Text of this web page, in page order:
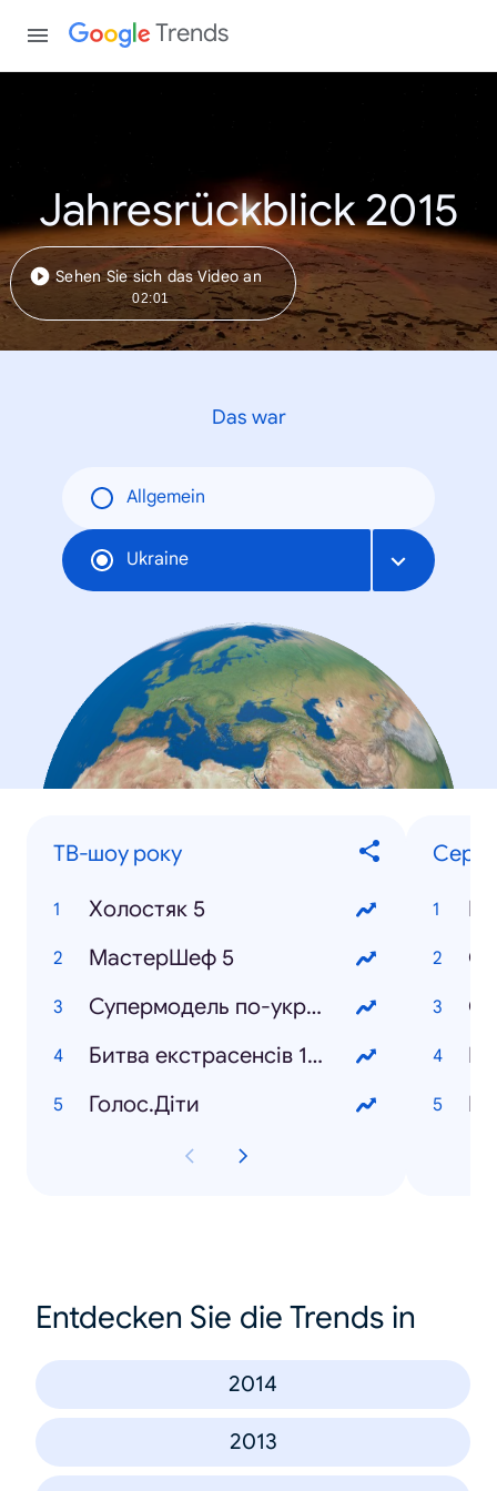
Trends
Jahresrückblick 2015
Sehen Sie sich das Video an
02:01
Das war
Allgemein
Ukraine
ТВ-шоу року
Холостяк 5
МастерШеф 5
Супермодель по-українськи 2
Битва екстрасенсів 16 сезон
Голос.Діти
Entdecken Sie die Trends in
2014
2013